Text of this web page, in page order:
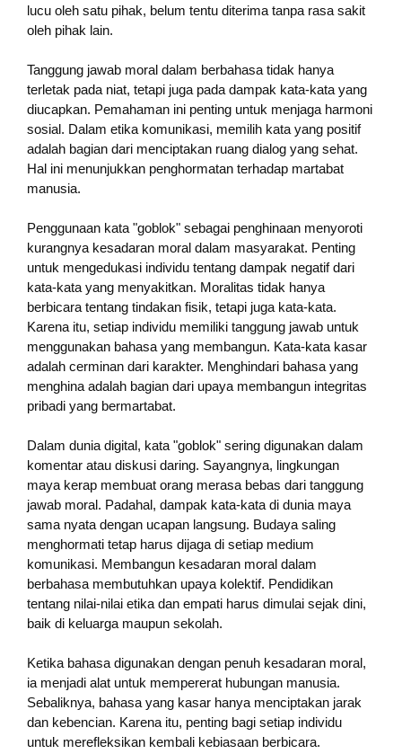
lucu oleh satu pihak, belum tentu diterima tanpa rasa sakit
oleh pihak lain.
Tanggung jawab moral dalam berbahasa tidak hanya
terletak pada niat, tetapi juga pada dampak kata-kata yang
diucapkan. Pemahaman ini penting untuk menjaga harmoni
sosial. Dalam etika komunikasi, memilih kata yang positif
adalah bagian dari menciptakan ruang dialog yang sehat.
Hal ini menunjukkan penghormatan terhadap martabat
manusia.
Penggunaan kata "goblok" sebagai penghinaan menyoroti
kurangnya kesadaran moral dalam masyarakat. Penting
untuk mengedukasi individu tentang dampak negatif dari
kata-kata yang menyakitkan. Moralitas tidak hanya
berbicara tentang tindakan fisik, tetapi juga kata-kata.
Karena itu, setiap individu memiliki tanggung jawab untuk
menggunakan bahasa yang membangun. Kata-kata kasar
adalah cerminan dari karakter. Menghindari bahasa yang
menghina adalah bagian dari upaya membangun integritas
pribadi yang bermartabat.
Dalam dunia digital, kata "goblok" sering digunakan dalam
komentar atau diskusi daring. Sayangnya, lingkungan
maya kerap membuat orang merasa bebas dari tanggung
jawab moral. Padahal, dampak kata-kata di dunia maya
sama nyata dengan ucapan langsung. Budaya saling
menghormati tetap harus dijaga di setiap medium
komunikasi. Membangun kesadaran moral dalam
berbahasa membutuhkan upaya kolektif. Pendidikan
tentang nilai-nilai etika dan empati harus dimulai sejak dini,
baik di keluarga maupun sekolah.
Ketika bahasa digunakan dengan penuh kesadaran moral,
ia menjadi alat untuk mempererat hubungan manusia.
Sebaliknya, bahasa yang kasar hanya menciptakan jarak
dan kebencian. Karena itu, penting bagi setiap individu
untuk merefleksikan kembali kebiasaan berbicara.